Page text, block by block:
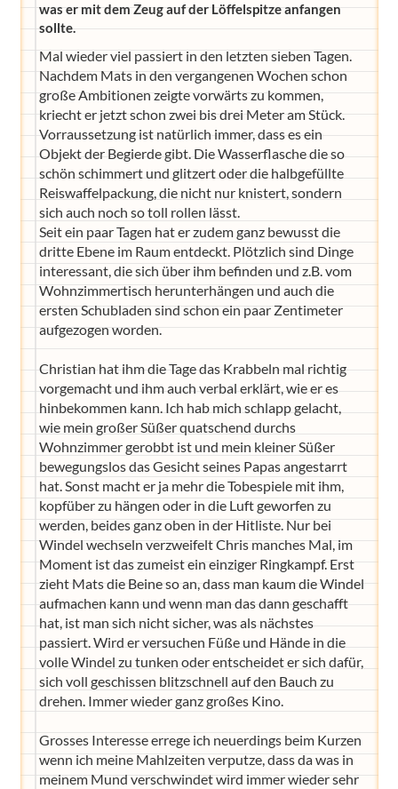
was er mit dem Zeug auf der Löffelspitze anfangen
sollte.
Mal wieder viel passiert in den letzten sieben Tagen.
Nachdem Mats in den vergangenen Wochen schon
große Ambitionen zeigte vorwärts zu kommen,
kriecht er jetzt schon zwei bis drei Meter am Stück.
Vorraussetzung ist natürlich immer, dass es ein
Objekt der Begierde gibt. Die Wasserflasche die so
schön schimmert und glitzert oder die halbgefüllte
Reiswaffelpackung, die nicht nur knistert, sondern
sich auch noch so toll rollen lässt.
Seit ein paar Tagen hat er zudem ganz bewusst die
dritte Ebene im Raum entdeckt. Plötzlich sind Dinge
interessant, die sich über ihm befinden und z.B. vom
Wohnzimmertisch herunterhängen und auch die
ersten Schubladen sind schon ein paar Zentimeter
aufgezogen worden.
Christian hat ihm die Tage das Krabbeln mal richtig
vorgemacht und ihm auch verbal erklärt, wie er es
hinbekommen kann. Ich hab mich schlapp gelacht,
wie mein großer Süßer quatschend durchs
Wohnzimmer gerobbt ist und mein kleiner Süßer
bewegungslos das Gesicht seines Papas angestarrt
hat. Sonst macht er ja mehr die Tobespiele mit ihm,
kopfüber zu hängen oder in die Luft geworfen zu
werden, beides ganz oben in der Hitliste. Nur bei
Windel wechseln verzweifelt Chris manches Mal, im
Moment ist das zumeist ein einziger Ringkampf. Erst
zieht Mats die Beine so an, dass man kaum die Windel
aufmachen kann und wenn man das dann geschafft
hat, ist man sich nicht sicher, was als nächstes
passiert. Wird er versuchen Füße und Hände in die
volle Windel zu tunken oder entscheidet er sich dafür,
sich voll geschissen blitzschnell auf den Bauch zu
drehen. Immer wieder ganz großes Kino.
Grosses Interesse errege ich neuerdings beim Kurzen
wenn ich meine Mahlzeiten verputze, dass da was in
meinem Mund verschwindet wird immer wieder sehr